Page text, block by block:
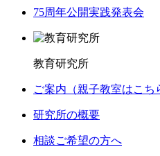
75周年公開実践発表会
教育研究所
ご案内（親子教室はこち
研究所の概要
相談ご希望の方へ